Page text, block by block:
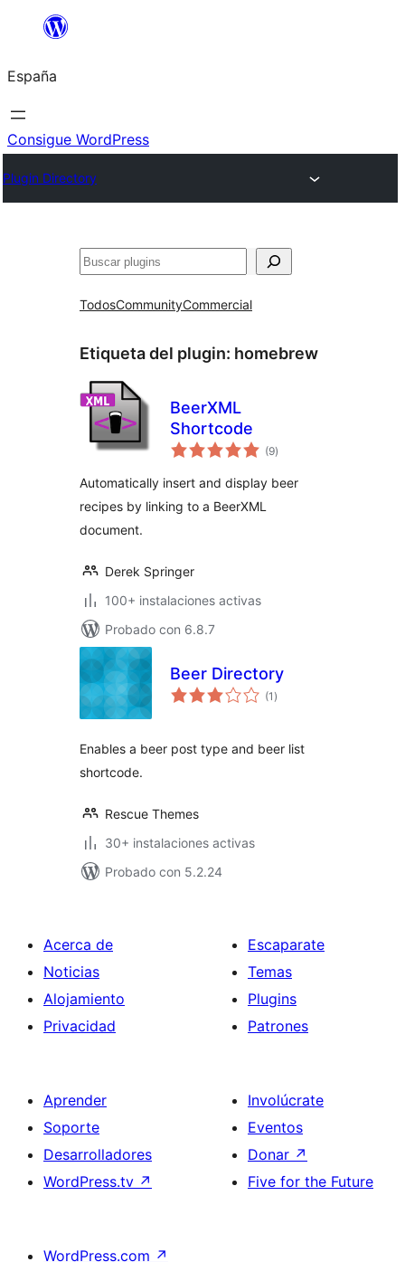
Saltar
contenido
España
Consigue WordPress
Plugin Directory
Buscar
TodosCommunityCommercial
Etiqueta del plugin: homebrew
BeerXML
Shortcode
(9valoraciones
en
)
Automatically insert and display beer
recipes by linking to a BeerXML
document.
Derek Springer
100+ instalaciones activas
Probado con 6.8.7
Beer Directory
(1 valoraciones
en
)
Enables a beer post type and beer list
shortcode.
Rescue Themes
30+ instalaciones activas
Probado con 5.2.24
Acerca de
Noticias
Alojamiento
Privacidad
Escaparate
Temas
Plugins
Patrones
Aprender
Soporte
Desarrolladores
WordPress.tv ↗
Involúcrate
Eventos
Donar ↗
Five for the Future
WordPress.com ↗